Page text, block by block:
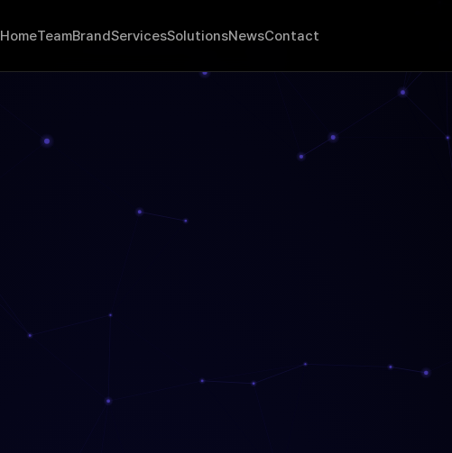
HomeTeamBrandServicesSolutionsNewsContact